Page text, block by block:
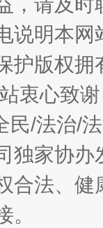
说明本
护版权
衷心致
民/法治/
独家协
合法、